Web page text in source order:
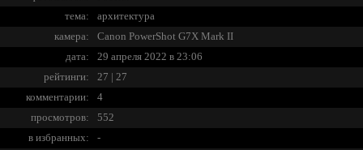
тема:
архитектура
камера:
Canon PowerShot G7X Mark II
дата:
29 апреля 2022 в 23:06
рейтинги:
27 | 27
комментарии:
4
просмотров:
552
в избранных:
-